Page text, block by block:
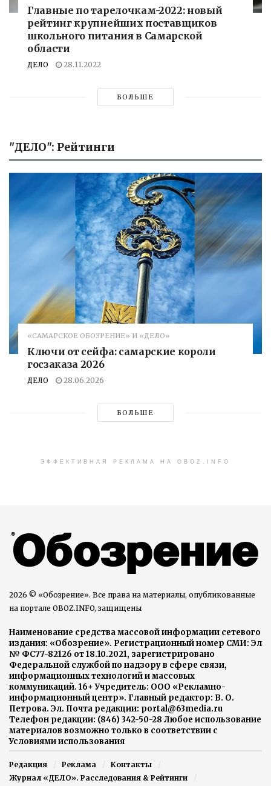
Главные по тарелочкам-2022: новый
рейтинг крупнейших поставщиков
школьного питания в Самарской
области
ДЕЛО 28.11.2022
БОЛЬШЕ
"ДЕЛО": Рейтинги
«САМАРСКОЕ ОБОЗРЕНИЕ» И «ДЕЛО»
Ключи от сейфа: самарские короли
госзаказа 2026
ДЕЛО 28.06.2026
БОЛЬШЕ
ЭФФЕКТИВНАЯ РЕКЛАМА НА OBOZ.INFO
2026 © «Обозрение». Все права на материалы, опубликованные
на портале OBOZ.INFO, защищены
Наименование средства массовой информации сетевого
издания: «Обозрение». Регистрационный номер СМИ: Эл
№ ФС77-82126 от 18.10.2021, зарегистрировано
Федеральной службой по надзору в сфере связи,
информационных технологий и массовых
коммуникаций. 16+ Учредитель: ООО «Рекламно-
информационный центр». Главный редактор: В. О.
Петрова. Эл. Почта редакции: portal@63media.ru
Телефон редакции: (846) 342-50-28 Любое использование
материалов возможно только в соответствии с
Условиями использования
Редакция Реклама
Контакты
Журнал «ДЕЛО». Расследования & Рейтинги